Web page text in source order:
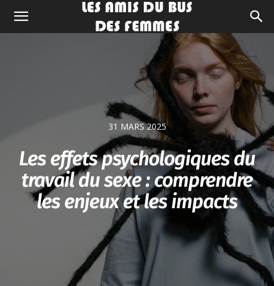
31 MARS 2025
Les effets psychologiques du
travail du sexe : comprendre
les enjeux et les impacts